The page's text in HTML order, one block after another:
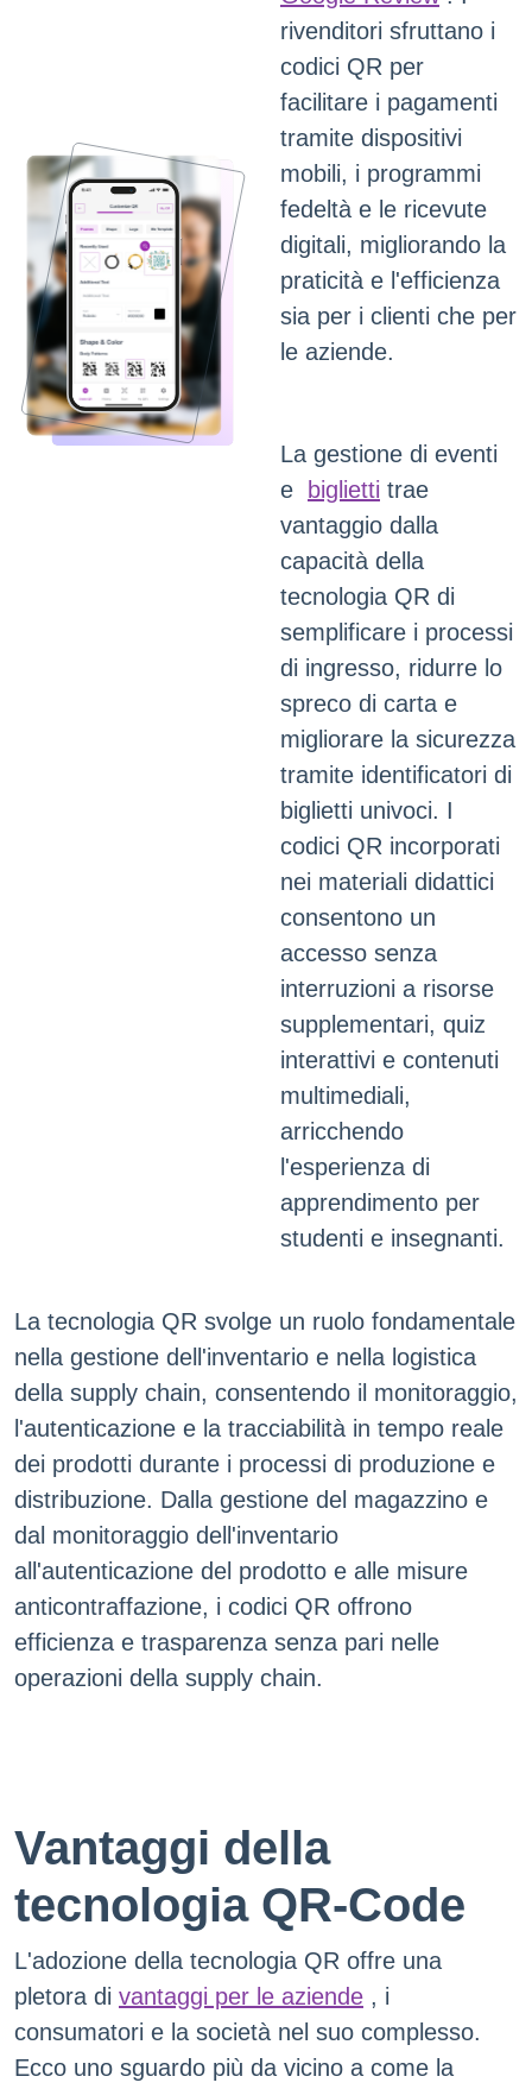
rivenditori sfruttano i
codici QR per
facilitare i pagamenti
tramite dispositivi
mobili, i programmi
fedeltà e le ricevute
digitali, migliorando la
praticità e l'efficienza
sia per i clienti che per
le aziende.
La gestione di eventi
e
biglietti trae
vantaggio dalla
capacità della
tecnologia QR di
semplificare i processi
di ingresso, ridurre lo
spreco di carta e
migliorare la sicurezza
tramite identificatori di
biglietti univoci. I
codici QR incorporati
nei materiali didattici
consentono un
accesso senza
interruzioni a risorse
supplementari, quiz
interattivi e contenuti
multimediali,
arricchendo
l'esperienza di
apprendimento per
studenti e insegnanti.
La tecnologia QR svolge un ruolo fondamentale
nella gestione dell'inventario e nella logistica
della supply chain, consentendo il monitoraggio,
l'autenticazione e la tracciabilità in tempo reale
dei prodotti durante i processi di produzione e
distribuzione. Dalla gestione del magazzino e
dal monitoraggio dell'inventario
all'autenticazione del prodotto e alle misure
anticontraffazione, i codici QR offrono
efficienza e trasparenza senza pari nelle
operazioni della supply chain.
Vantaggi della
tecnologia QR-Code
L'adozione della tecnologia QR offre una
pletora di vantaggi per le aziende , i
consumatori e la società nel suo complesso.
Ecco uno sguardo più da vicino a come la